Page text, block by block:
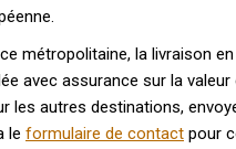
métropolitaine, la livraison
avec assurance sur la valeur
les autres destinations,
le formulaire de contact pour